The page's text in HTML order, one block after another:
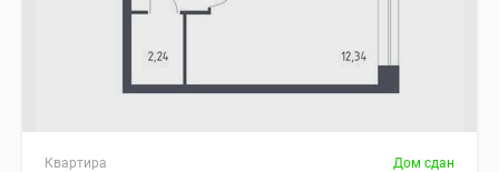
Квартира Дом сдан